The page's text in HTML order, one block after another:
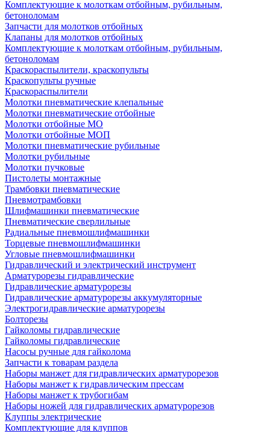
Комплектующие к молоткам отбойным, рубильным,
бетоноломам
Запчасти для молотков отбойных
Клапаны для молотков отбойных
Комплектующие к молоткам отбойным, рубильным,
бетоноломам
Краскораспылители, краскопульты
Краскопульты ручные
Краскораспылители
Молотки пневматические клепальные
Молотки пневматические отбойные
Молотки отбойные МО
Молотки отбойные МОП
Молотки пневматические рубильные
Молотки рубильные
Молотки пучковые
Пистолеты монтажные
Трамбовки пневматические
Пневмотрамбовки
Шлифмашинки пневматические
Пневматические сверлильные
Радиальные пневмошлифмашинки
Торцевые пневмошлифмашинки
Угловые пневмошлифмашинки
Гидравлический и электрический инструмент
Арматурорезы гидравлические
Гидравлические арматурорезы
Гидравлические арматурорезы аккумуляторные
Электрогидравлические арматурорезы
Болторезы
Гайколомы гидравлические
Гайколомы гидравлические
Насосы ручные для гайколома
Запчасти к товарам раздела
Наборы манжет для гидравлических арматурорезов
Наборы манжет к гидравлическим прессам
Наборы манжет к трубогибам
Наборы ножей для гидравлических арматурорезов
Клуппы электрические
Комплектующие для клуппов